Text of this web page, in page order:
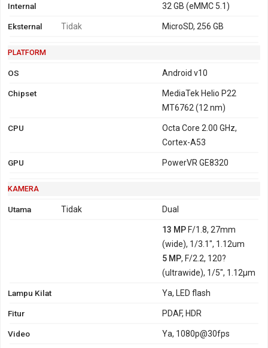
Internal 32 GB (eMMC 5.1)
Eksternal Tidak MicroSD, 256 GB
PLATFORM
OS Android v10
Chipset
MediaTek Helio P22
MT6762 (12 nm)
CPU
Octa Core 2.00 GHz,
Cortex-A53
GPU PowerVR GE8320
KAMERA
Utama Tidak Dual
13 MPF/1.8, 27mm
(wide), 1/3.1", 1.12um
5 MP, F/2.2, 120?
(ultrawide), 1/5", 1.12µm
Lampu Kilat Ya, LED flash
Fitur PDAF, HDR
Video Ya, 1080p@30fps